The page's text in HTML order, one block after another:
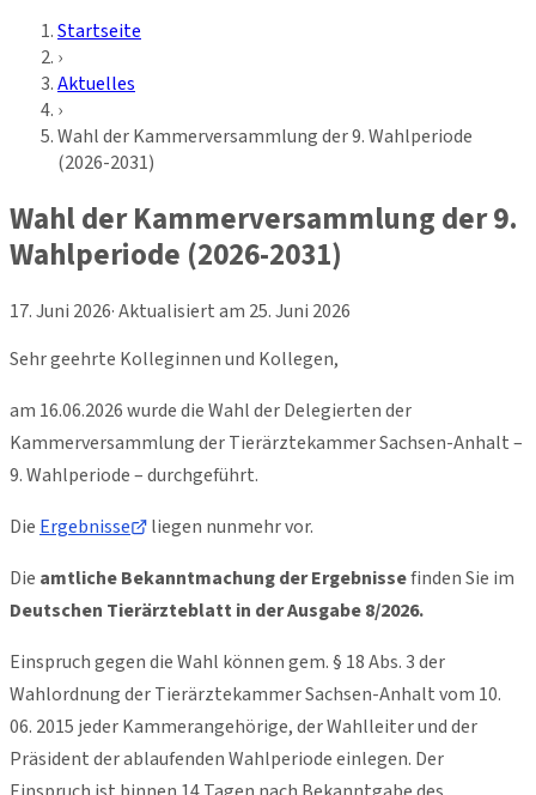
Startseite
›
Aktuelles
›
Wahl der Kammerversammlung der 9. Wahlperiode
(2026-2031)
Wahl der Kammerversammlung der 9.
Wahlperiode (2026-2031)
17. Juni 2026· Aktualisiert am 25. Juni 2026
Sehr geehrte Kolleginnen und Kollegen,
am 16.06.2026 wurde die Wahl der Delegierten der
Kammerversammlung der Tierärztekammer Sachsen-Anhalt –
9. Wahlperiode – durchgeführt.
Die Ergebnisse
liegen nunmehr vor.
Die amtliche Bekanntmachung der Ergebnissefinden Sie im
Deutschen Tierärzteblatt in der Ausgabe 8/2026.
Einspruch gegen die Wahl können gem. § 18 Abs. 3 der
Wahlordnung der Tierärztekammer Sachsen-Anhalt vom 10.
06. 2015 jeder Kammerangehörige, der Wahlleiter und der
Präsident der ablaufenden Wahlperiode einlegen. Der